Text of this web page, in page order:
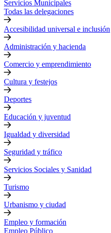
Servicios Municipales
Todas las delegaciones
Accesibilidad universal e inclusión
Administración y hacienda
Comercio y emprendimiento
Cultura y festejos
Deportes
Educación y juventud
Igualdad y diversidad
Seguridad y tráfico
Servicios Sociales y Sanidad
Turismo
Urbanismo y ciudad
Empleo y formación
Empleo Público